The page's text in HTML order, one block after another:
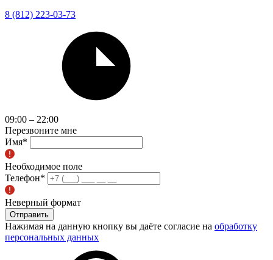
8 (812) 223-03-73
09:00 – 22:00
Перезвоните мне
Имя*
Необходимое поле
Телефон*
Неверный формат
Отправить
Нажимая на данную кнопку вы даёте согласие на обработку
персональных данных